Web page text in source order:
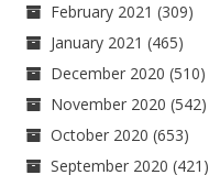
February 2021 (309)
January 2021 (465)
December 2020 (510)
November 2020 (542)
October 2020 (653)
September 2020 (421)